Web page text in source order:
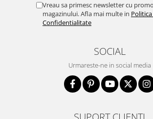
Vreau sa primesc newsletter cu
magazinului. Afla mai multe in
Confidentialitate
SOCIAL
Urmareste-ne in social media